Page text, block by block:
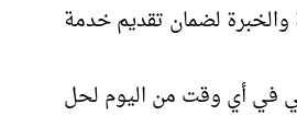
والخبرة لضمان تقديم خدمة
في أي وقت من اليوم لحل